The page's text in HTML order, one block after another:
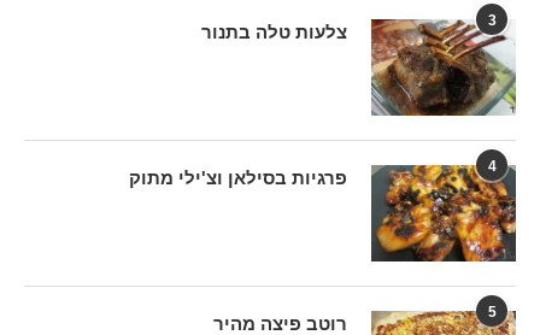
3
צלעות טלה בתנור
4
פרגיות בסילאן וצ'ילי מתוק
5
רוטב פיצה מהיר